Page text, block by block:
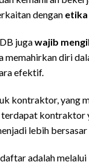
dengan
jugawajib
memahirkan diri
efektif.
kontraktor, yang
kontraktor
lebih bersasar
adalah melalui